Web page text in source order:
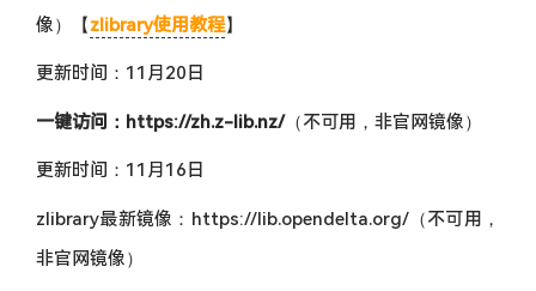
像）【zlibrary使用教程】
更新时间：11月20日
一键访问：https://zh.z-lib.nz/（不可用，非官网镜像）
更新时间：11月16日
zlibrary最新镜像：https://lib.opendelta.org/（不可用，
非官网镜像）